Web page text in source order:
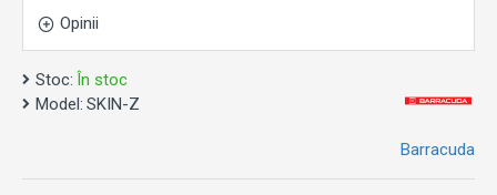
Opinii
Stoc: În stoc
Model: SKIN-Z
Barracuda